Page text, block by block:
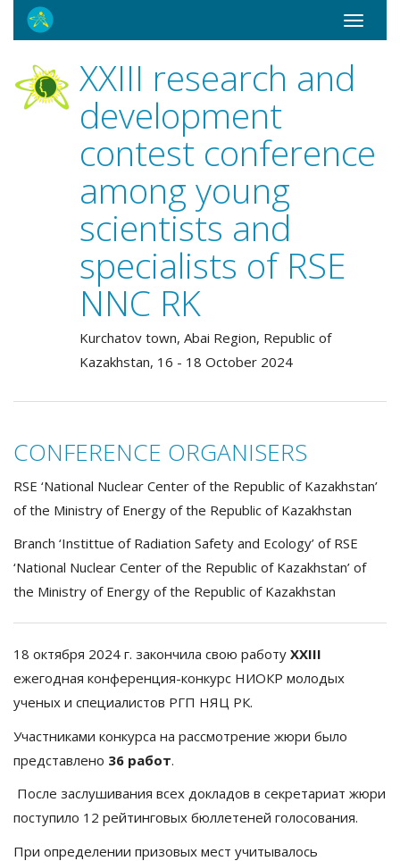
Toggle
ХХIII research and
development
contest conference
among young
scientists and
specialists of RSE
NNC RK
Kurchatov town, Abai Region, Republic of
Kazakhstan, 16 - 18 October 2024
CONFERENCE ORGANISERS
RSE ‘National Nuclear Center of the Republic of Kazakhstan’
of the Ministry of Energy of the Republic of Kazakhstan
Branch ‘Instittue of Radiation Safety and Ecology’ of RSE
‘National Nuclear Center of the Republic of Kazakhstan’ of
the Ministry of Energy of the Republic of Kazakhstan
18 октября 2024 г. закончила свою работу ХХIII
ежегодная конференция-конкурс НИОКР молодых
ученых и специалистов РГП НЯЦ РК.
Участниками конкурса на рассмотрение жюри было
представлено 36 работ.
После заслушивания всех докладов в секретариат жюри
поступило 12 рейтинговых бюллетеней голосования.
При определении призовых мест учитывалось